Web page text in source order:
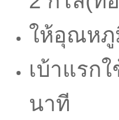
ให้อุณหภู
เบ้าแรก
นาที